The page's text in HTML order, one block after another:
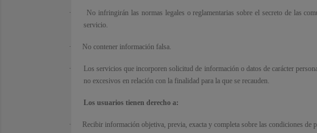
·
No infringirán las normas legales o reglamentarias sobre el secreto de las
servicio.
· No contener información falsa.
·
Los servicios que incorporen solicitud de información o datos de carácter
no excesivos en relación con la finalidad para la que se recauden.
Los usuarios tienen derecho a:
· Recibir información objetiva, previa, exacta y completa sobre las condiciones de